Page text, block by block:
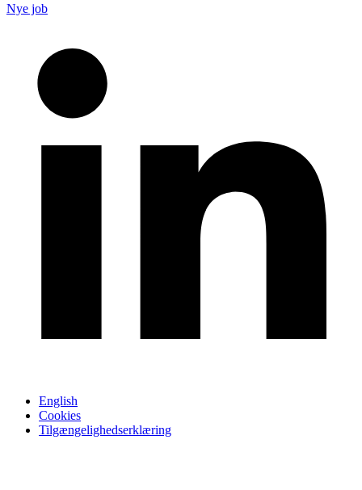
Nye job
English
Cookies
Tilgængelighedserklæring